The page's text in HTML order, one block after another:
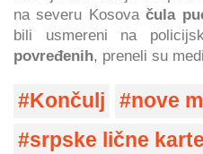
na severu Kosovačula
bili usmereni na
povređenih, preneli su
Končulj
nove
srpske lične karte